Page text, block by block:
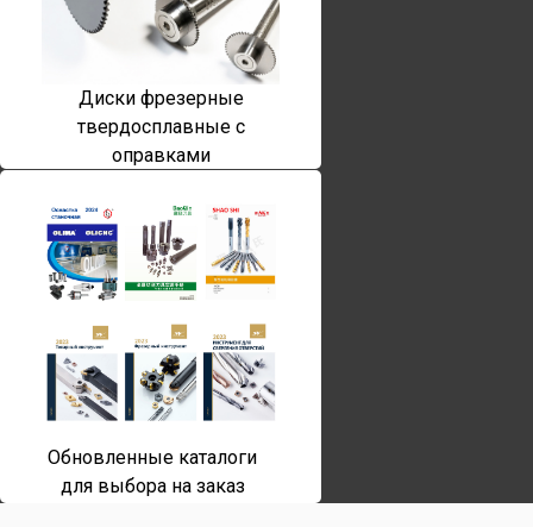
Диски фрезерные
твердосплавные с
оправками
Обновленные каталоги
для выбора на заказ